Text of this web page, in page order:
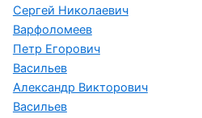
Сергей Николаевич
Варфоломеев
Петр Егорович
Васильев
Александр Викторович
Васильев